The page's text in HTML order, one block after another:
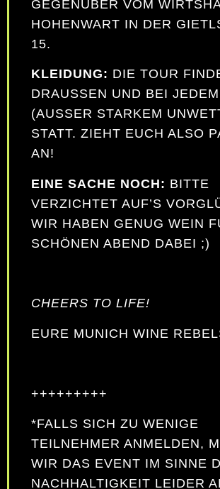
GEGENÜBER VOM
HOHENWART IN DER
5.
KLEIDUNG: DIE TOUR
DRAUSSEN UND BEI JEDEM
AUSSER STARKEM
ATT. ZIEHT EUCH ALSO
!
EINE SACHE NOCH: BITTE
VERZICHTET AUF’S
WIR HABEN GENUG WEIN
SCHÖNEN ABEND DABEI ;)
CHEERS TO LIFE!
EURE MUNICH WINE
+++++++++
*FALLS SICH ZU WENIGE
TEILNEHMER ANMELDEN,
WIR DAS EVENT IM SINNE
NACHHALTIGKEIT LEIDER